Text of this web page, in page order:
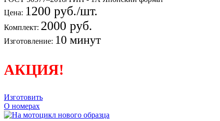
Цена: 1200 руб./шт.
Комплект: 2000 руб.
Изготовление: 10 минут
АКЦИЯ!
Изготовить
О номерах